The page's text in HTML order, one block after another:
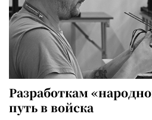
Разработкам
путь в войска